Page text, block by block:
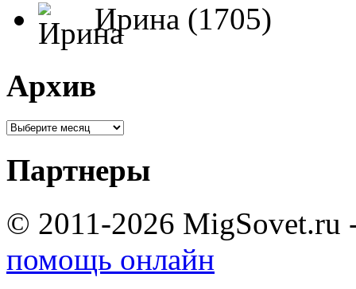
Ирина (1705)
Архив
Партнеры
© 2011-2026 MigSovet.ru
помощь онлайн